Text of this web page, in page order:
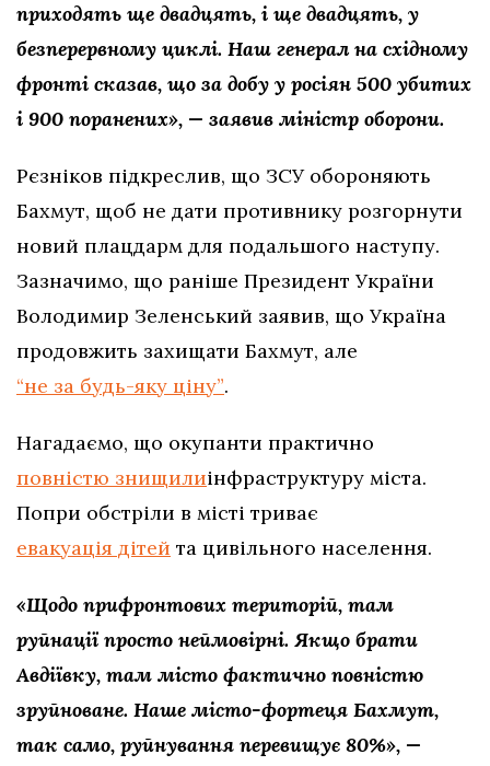
приходять ще двадцять, і ще двадцять, у
безперервному циклі. Наш генерал на східному
фронті сказав, що за добу у росіян 500 убитих
і 900 поранених», — заявив міністр оборони.
Рєзніков підкреслив, що ЗСУ обороняють
Бахмут, щоб не дати противнику розгорнути
новий плацдарм для подальшого наступу.
Зазначимо, що раніше Президент України
Володимир Зеленський заявив, що Україна
продовжить захищати Бахмут, але
“не за будь-яку ціну”.
Нагадаємо, що окупанти практично
повністю знищилиінфраструктуру міста.
Попри обстріли в місті триває
евакуація дітей та цивільного населення.
«Щодо прифронтових територій, там
руйнації просто неймовірні. Якщо брати
Авдіївку, там місто фактично повністю
зруйноване. Наше місто-фортеця Бахмут,
так само, руйнування перевищує 80%», —